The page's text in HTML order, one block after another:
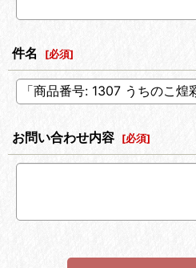
件名 [必須]
お問い合わせ内容 [必須]